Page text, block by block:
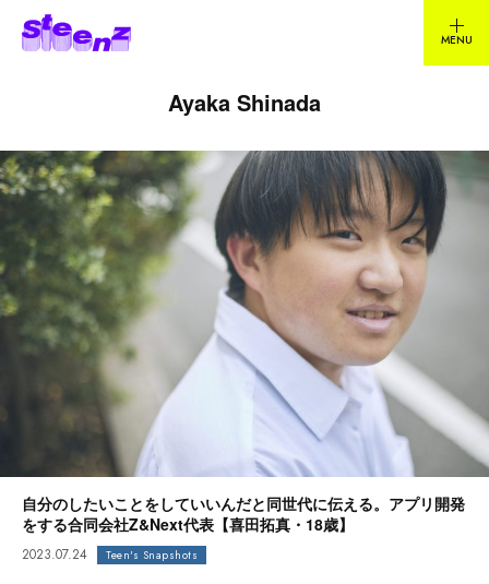
Ayaka Shinada
自分のしたいことをしていいんだと同世代に伝える。アプリ開発
をする合同会社Z&Next代表【喜田拓真・18歳】
2023.07.24 Teen's Snapshots